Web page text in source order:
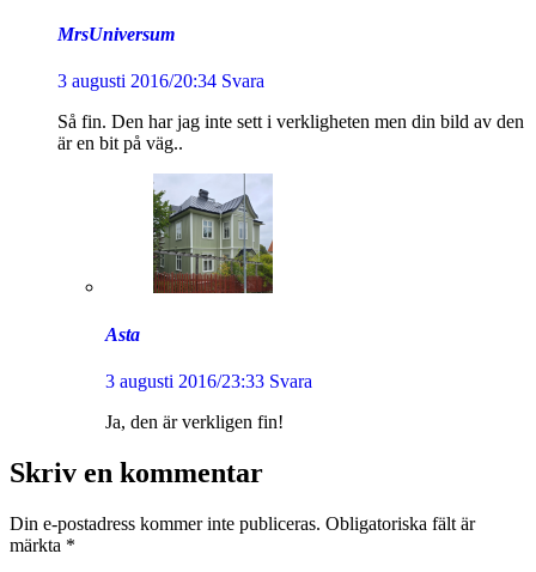
MrsUniversum
3 augusti 2016/20:34 Svara
Så fin. Den har jag inte sett i verkligheten men din bild av den
är en bit på väg..
Asta
3 augusti 2016/23:33 Svara
Ja, den är verkligen fin!
Skriv en kommentar
Din e-postadress kommer inte publiceras. Obligatoriska fält är
märkta *